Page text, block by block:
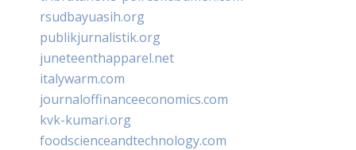
rsudbayuasih.org
publikjurnalistik.org
juneteenthapparel.net
italywarm.com
journaloffinanceeconomics.com
kvk-kumari.org
foodscienceandtechnology.com